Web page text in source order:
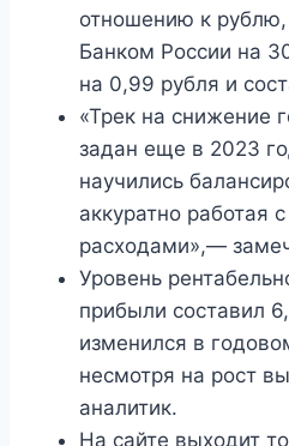
отношению к
Банком России на
на 0,99 рубля и
«Трек на снижение
задан еще в 2023
научились
аккуратно работая
расходами»,—
Уровень
прибыли составил
изменился в
несмотря на рост
аналитик.
На сайте выходит